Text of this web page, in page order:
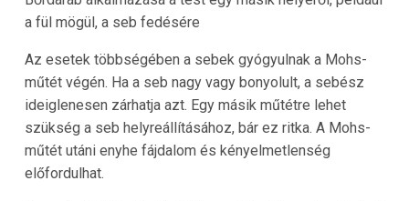
a fül mögül, a seb fedésére
Az esetek többségében a sebek gyógyulnak a Mohs-
műtét végén. Ha a seb nagy vagy bonyolult, a sebész
ideiglenesen zárhatja azt. Egy másik műtétre lehet
szükség a seb helyreállításához, bár ez ritka. A Mohs-
műtét utáni enyhe fájdalom és kényelmetlenség
előfordulhat.